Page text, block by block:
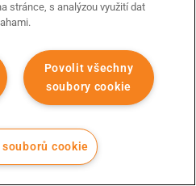
stránce, s analýzou využití dat
Povolit všechny
soubory cookie
cookie